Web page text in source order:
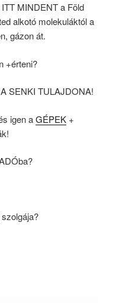
MINDENT a Föld
alkotó molekuláktól a
gázon át.
+érteni?
SENKI TULAJDONA!
igen aGÉPEK +
szolgája?